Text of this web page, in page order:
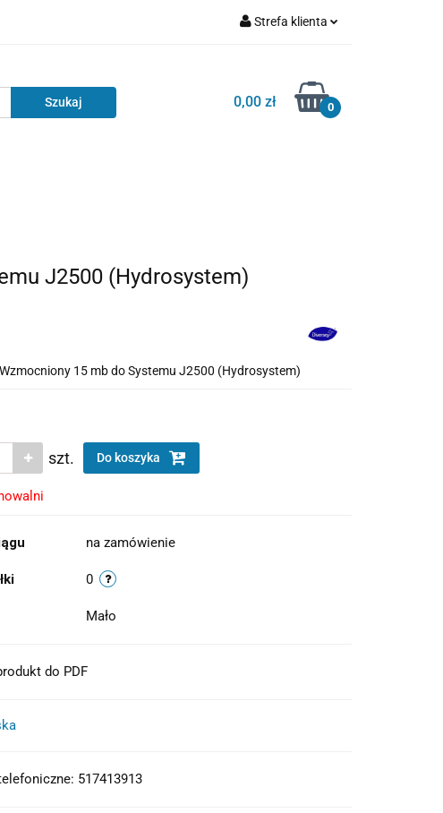
Strefa klienta
Zarejestruj się
Dodaj zgłoszenie
0,00 zł 0
J2500 (Hydrosystem)
15 mb do Systemu J2500 (Hydrosystem)
szt. Do koszyka
na zamówienie
0
Mało
do PDF
517413913